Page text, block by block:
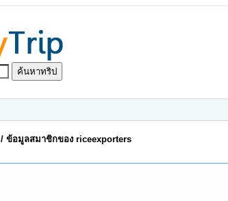
/ข้อมูลสมาชิกของ riceexporters